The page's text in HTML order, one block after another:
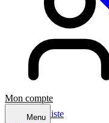
Mon compte
Menu
Retour à la liste